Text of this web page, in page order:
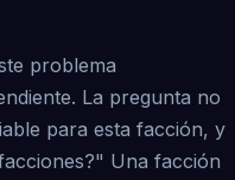
problema
La pregunta no
para esta facción, y
Una facción